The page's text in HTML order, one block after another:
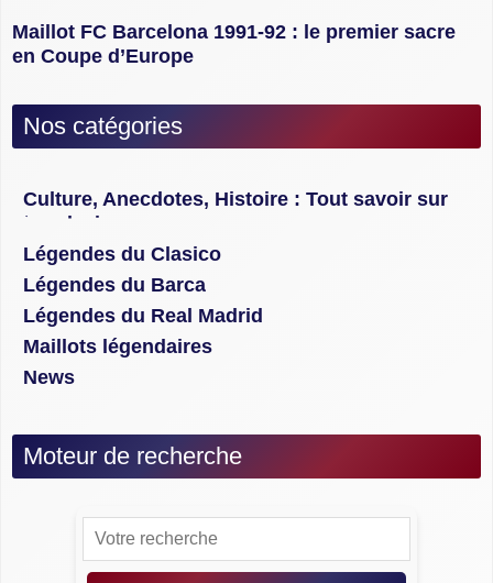
Maillot FC Barcelona 1991-92 : le premier sacre
en Coupe d’Europe
Nos catégories
Culture, Anecdotes, Histoire : Tout savoir sur
les clasicos
Légendes du Clasico
Légendes du Barca
Légendes du Real Madrid
Maillots légendaires
News
Moteur de recherche